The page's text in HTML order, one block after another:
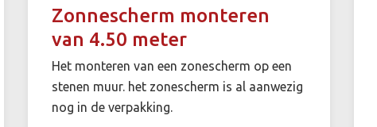
Zonnescherm monteren
van 4.50 meter
Het monteren van een zonescherm op een
stenen muur. het zonescherm is al aanwezig
nog in de verpakking.